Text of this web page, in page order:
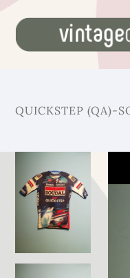
QUICKSTEP (QA)-